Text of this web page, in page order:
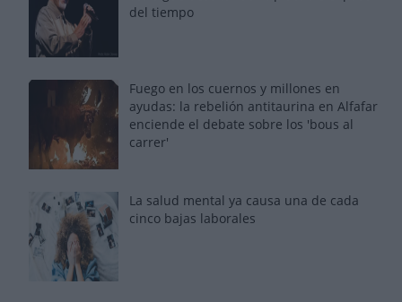
del tiempo
Fuego en los cuernos y millones en
ayudas: la rebelión antitaurina en Alfafar
enciende el debate sobre los 'bous al
carrer'
La salud mental ya causa una de cada
cinco bajas laborales